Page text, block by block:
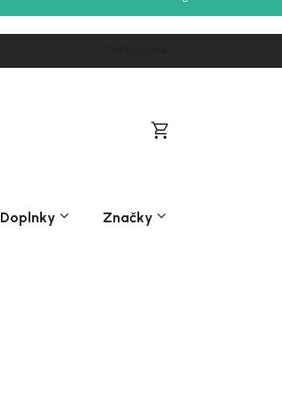
Nákupný
Doplnky Značky